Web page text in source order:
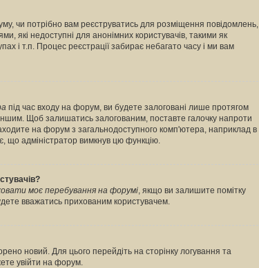
чи потрібно вам реєструватись для розміщення повідомлень,
які недоступні для анонімних користувачів, такими як
і т.п. Процес реєстрації забирає небагато часу і ми вам
під час входу на форум, ви будете залоговані лише протягом
Щоб залишатись залогованим, поставте галочку напроти
на форум з загальнодоступного комп'ютера, наприклад в
що адміністратор вимкнув цю функцію.
моє перебування на форумі, якщо ви залишите помітку
вважатись прихованим користувачем.
новий. Для цього перейдіть на сторінку логування та
увійти на форум.